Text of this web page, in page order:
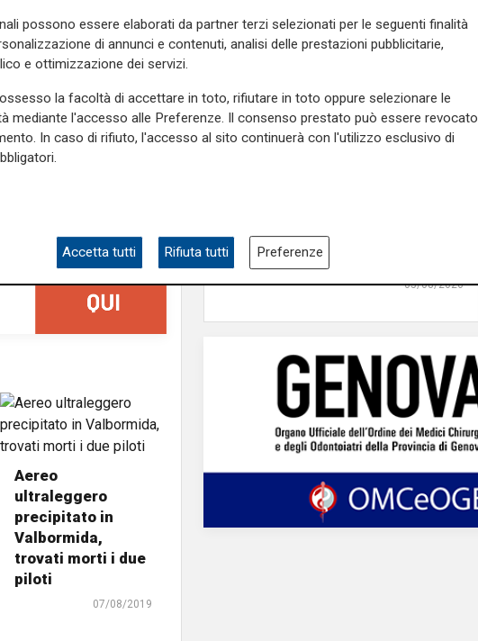
Lamezia Terme
Aereo
ultraleggero
precipitato in
Valbormida,
trovati morti i due
piloti
07/08/2019
Le novità
ampia area si affaccerà su
skate park"
05/08/2026
possono essere elaborati da partner terzi selezionati per le seguenti finalità
di annunci e contenuti, analisi delle prestazioni pubblicitarie,
e ottimizzazione dei servizi.
la facoltà di accettare in toto, rifiutare in toto oppure selezionare le
mediante l'accesso alle Preferenze. Il consenso prestato può essere revocato
In caso di rifiuto, l'accesso al sito continuerà con l'utilizzo esclusivo di
Accetta tutti Rifiuta tutti Preferenze